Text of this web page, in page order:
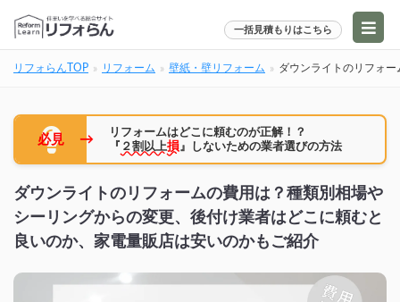
一括見積もりはこちら
リフォらんTOP リフォーム 壁紙・壁リフォーム ダウンライトのリフォ
必見 →
リフォームはどこに頼むのが正解！？
『 ２割以上損』しないための業者選びの方法
ダウンライトのリフォームの費用は？種類別相場や
シーリングからの変更、後付け業者はどこに頼むと
良いのか、家電量販店は安いのかもご紹介